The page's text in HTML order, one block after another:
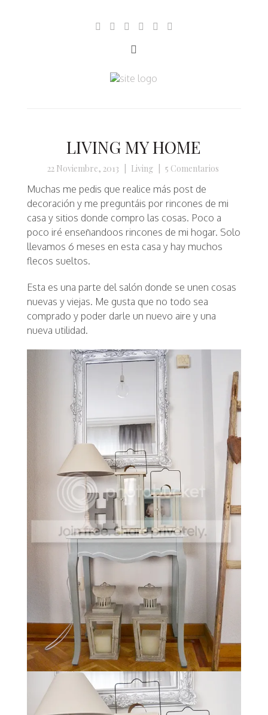
LIVING MY HOME
22 Noviembre, 2013 Living 5 Comentarios
Muchas me pedis que realice más post de
decoración y me preguntáis por rincones de mi
casa y sitios donde compro las cosas. Poco a
poco iré enseñandoos rincones de mi hogar. Solo
llevamos 6 meses en esta casa y hay muchos
flecos sueltos.
Esta es una parte del salón donde se unen cosas
nuevas y viejas. Me gusta que no todo sea
comprado y poder darle un nuevo aire y una
nueva utilidad.